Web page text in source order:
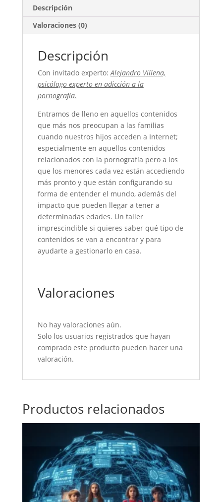
esto?
cantidad
Descripción
Valoraciones (0)
Descripción
Con invitado experto:Alejandro Villena,
psicólogo experto en adicción a la
pornografía.
Entramos de lleno en aquellos contenidos
que más nos preocupan a las familias
cuando nuestros hijos acceden a Internet;
especialmente en aquellos contenidos
relacionados con la pornografía pero a los
que los menores cada vez están accediendo
más pronto y que están configurando su
forma de entender el mundo, además del
impacto que pueden llegar a tener a
determinadas edades. Un taller
imprescindible si quieres saber qué tipo de
contenidos se van a encontrar y para
ayudarte a gestionarlo en casa.
Valoraciones
No hay valoraciones aún.
Solo los usuarios registrados que hayan
comprado este producto pueden hacer una
valoración.
Productos relacionados